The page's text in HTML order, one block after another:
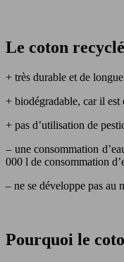
Le coton
+ très durable et de
+ biodégradable, car il est
+ pas d’utilisation de
– une consommation
000 l de consommation
– ne se développe pas au
Pourquoi le